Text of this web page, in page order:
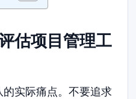
估项目管理工
实际痛点。不要追求